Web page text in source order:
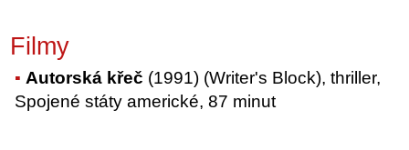
Filmy
Autorská křeč (1991) (Writer's Block), thriller,
Spojené státy americké, 87 minut